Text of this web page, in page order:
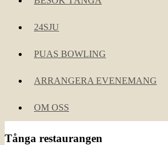
24SJU
PUAS BOWLING
ARRANGERA EVENEMANG
OM OSS
Tånga restaurangen